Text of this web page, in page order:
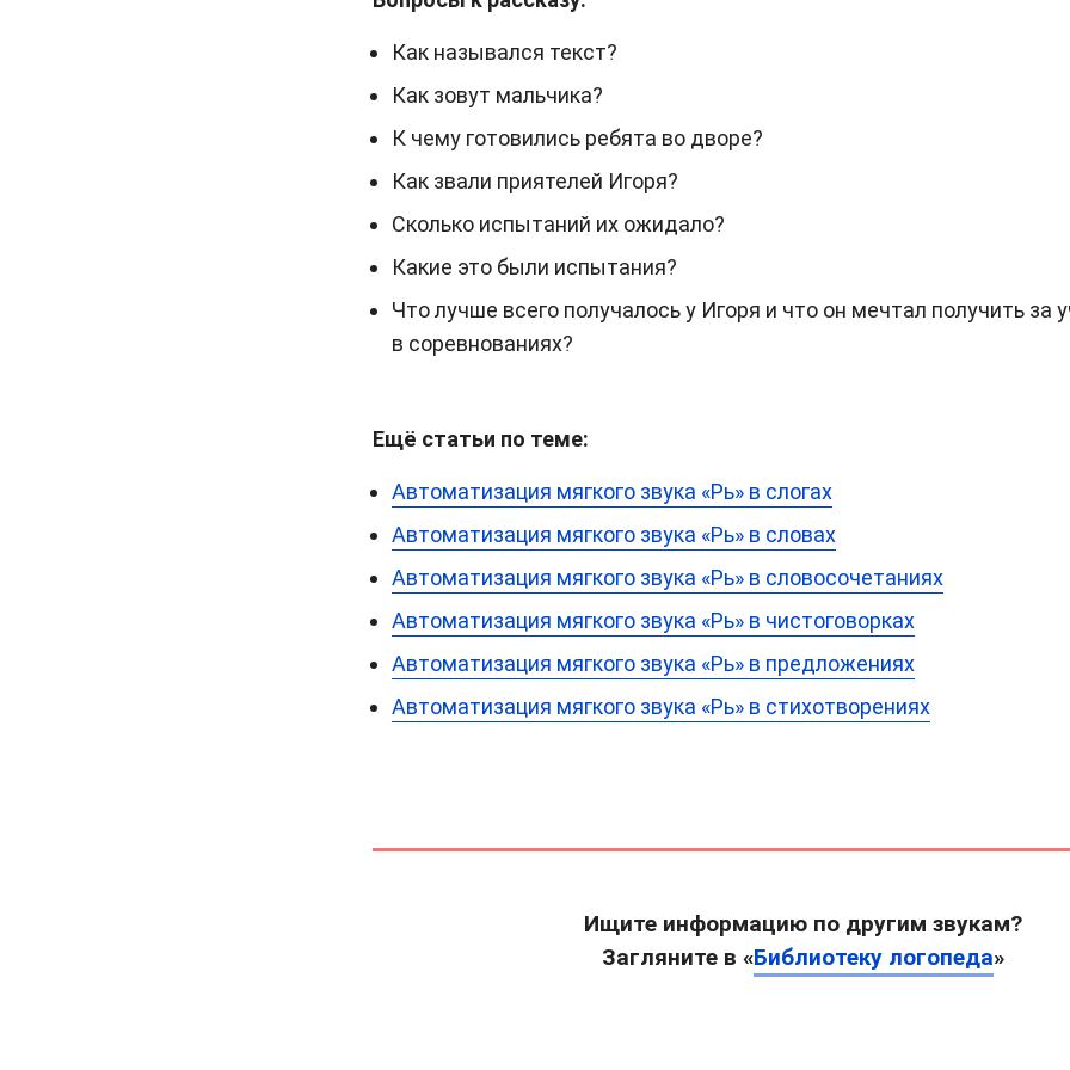
Как назывался текст?
Как зовут мальчика?
К чему готовились ребята во дворе?
Как звали приятелей Игоря?
Сколько испытаний их ожидало?
Какие это были испытания?
Что лучше всего получалось у Игоря и что он мечтал получить за
в соревнованиях?
Ещё статьи по теме:
Автоматизация мягкого звука «Рь» в слогах
Автоматизация мягкого звука «Рь» в словах
Автоматизация мягкого звука «Рь» в словосочетаниях
Автоматизация мягкого звука «Рь» в чистоговорках
Автоматизация мягкого звука «Рь» в предложениях
Автоматизация мягкого звука «Рь» в стихотворениях
Ищите информацию по другим звукам?
Загляните в «Библиотеку логопеда»